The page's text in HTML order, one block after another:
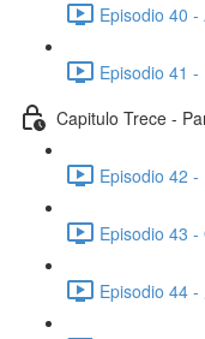
Episodio 40
Episodio 41
Capitulo Trece -
Episodio 42
Episodio 43
Episodio 44